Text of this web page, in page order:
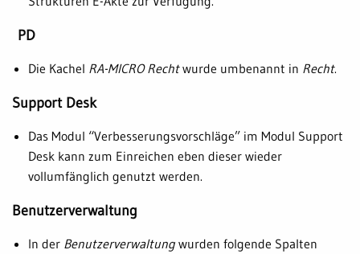
PD
Die Kachel RA-MICRO Rechtwurde umbenannt in Recht.
Support Desk
Das Modul “Verbesserungsvorschläge” im Modul Support
Desk kann zum Einreichen eben dieser wieder
vollumfänglich genutzt werden.
Benutzerverwaltung
In der Benutzerverwaltung wurden folgende Spalten